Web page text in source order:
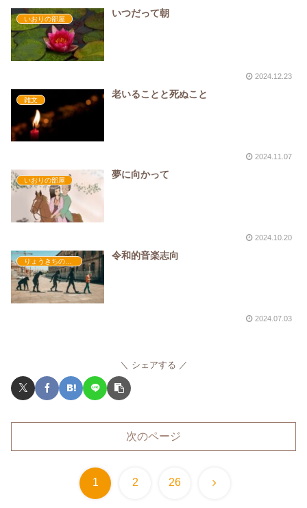
いおりの部屋
いつだって朝
2024.12.23
雑文
老いることと死ぬこと
2024.11.07
いおりの部屋
夢に向かって
2024.10.20
令和的音楽志向
2024.07.03
シェアする
次のページ
1 2 26 次